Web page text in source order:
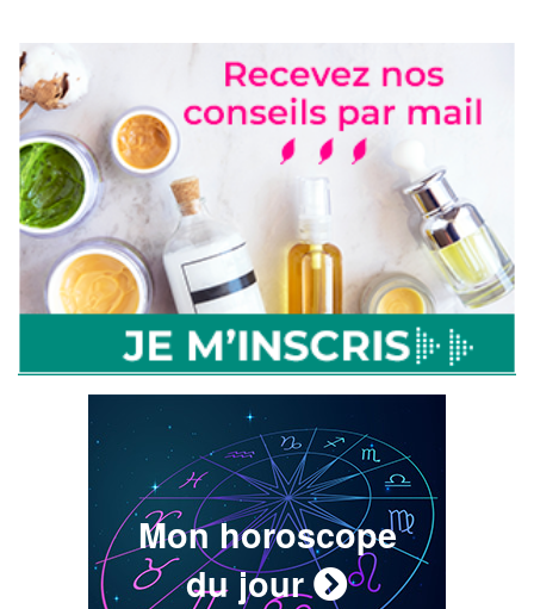
Mon horoscope
du jour